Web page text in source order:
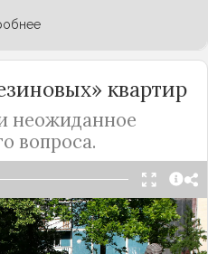
квартир
неожиданное
вопроса.
вынесло
на инициативу
которая